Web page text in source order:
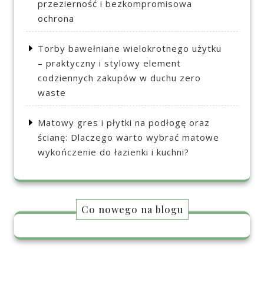
przezierność i bezkompromisowa
ochrona
Torby bawełniane wielokrotnego użytku
– praktyczny i stylowy element
codziennych zakupów w duchu zero
waste
Matowy gres i płytki na podłogę oraz
ścianę: Dlaczego warto wybrać matowe
wykończenie do łazienki i kuchni?
Co nowego na blogu